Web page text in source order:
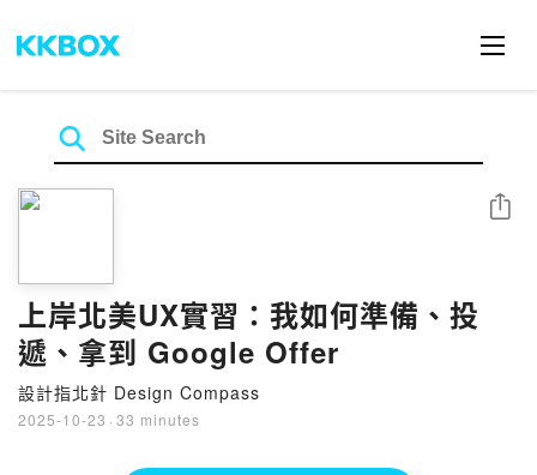
上岸北美UX實習：我如何準備、投
遞、拿到 Google Offer
設計指北針 Design Compass
2025-10-23 · 33 minutes
Share